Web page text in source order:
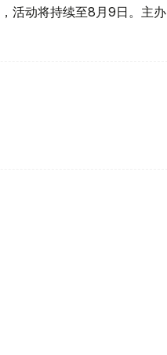
活动将持续至8月9日。主办